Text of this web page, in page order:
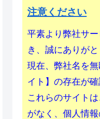
注意ください
平素より弊社サ
き、誠にありがと
現在、弊社名を
イト】の存在が確
これらのサイト
がなく、個人情